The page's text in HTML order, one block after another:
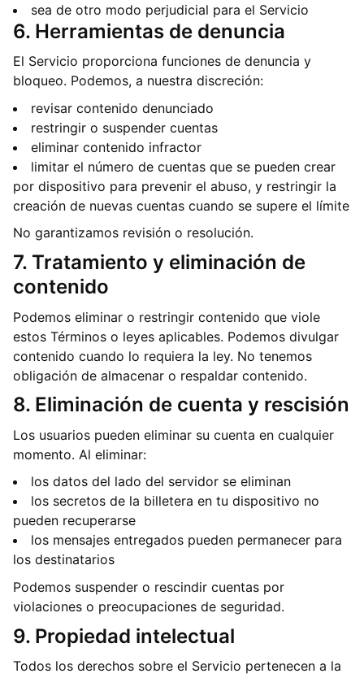
sea de otro modo perjudicial para el Servicio
6. Herramientas de denuncia
El Servicio proporciona funciones de denuncia y
bloqueo. Podemos, a nuestra discreción:
revisar contenido denunciado
restringir o suspender cuentas
eliminar contenido infractor
limitar el número de cuentas que se pueden crear
por dispositivo para prevenir el abuso, y restringir la
creación de nuevas cuentas cuando se supere el límite
No garantizamos revisión o resolución.
7. Tratamiento y eliminación de
contenido
Podemos eliminar o restringir contenido que viole
estos Términos o leyes aplicables. Podemos divulgar
contenido cuando lo requiera la ley. No tenemos
obligación de almacenar o respaldar contenido.
8. Eliminación de cuenta y rescisión
Los usuarios pueden eliminar su cuenta en cualquier
momento. Al eliminar:
los datos del lado del servidor se eliminan
los secretos de la billetera en tu dispositivo no
pueden recuperarse
los mensajes entregados pueden permanecer para
los destinatarios
Podemos suspender o rescindir cuentas por
violaciones o preocupaciones de seguridad.
9. Propiedad intelectual
Todos los derechos sobre el Servicio pertenecen a la